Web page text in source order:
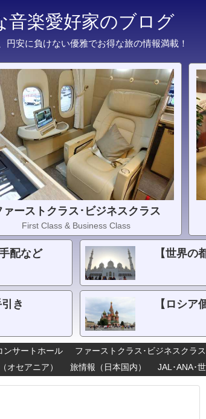
音楽愛好家のブログ
安に負けない優雅でお得な旅の情報満載！
ァーストクラス･ビジネスクラス
First Class & Business Class
配など
き
【世界の
【ロシア
ンサートホール ファーストクラス･ビジネスクラス
オセアニア） 旅情報（日本国内） JAL･ANA･